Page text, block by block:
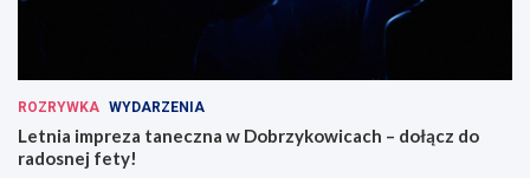
ROZRYWKA WYDARZENIA
Letnia impreza taneczna w Dobrzykowicach – dołącz do
radosnej fety!